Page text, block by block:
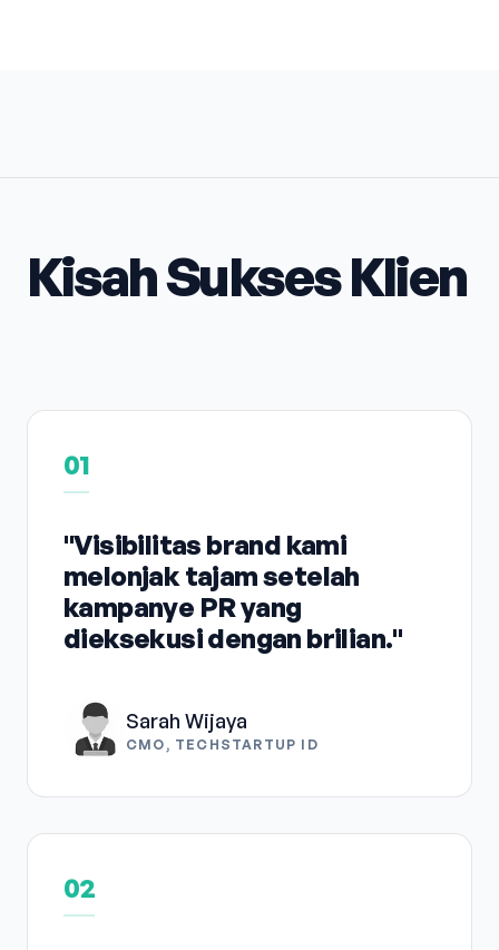
Kisah Sukses Klien
01
"Visibilitas brand kami
melonjak tajam setelah
kampanye PR yang
dieksekusi dengan brilian."
Sarah Wijaya
CMO, TECHSTARTUP ID
02